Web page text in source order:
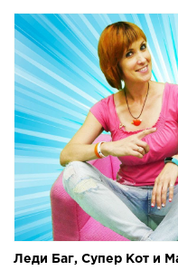
Леди Баг, Супер Кот и